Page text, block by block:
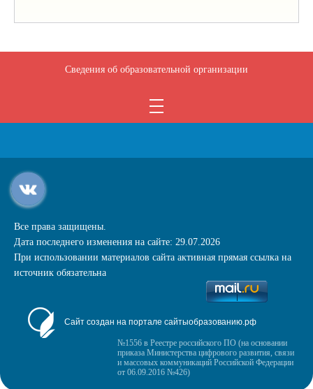
Сведения об образовательной организации
Все права защищены.
Дата последнего изменения на сайте: 29.07.2026
При использовании материалов сайта активная прямая ссылка на
источник обязательна
Сайт создан на портале сайтыобразованию.рф
№1556 в Реестре российского ПО (на основании
приказа Министерства цифрового развития, связи
и массовых коммуникаций Российской Федерации
от 06.09.2016 №426)